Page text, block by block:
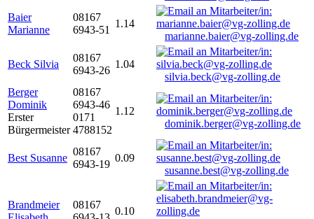
Baier
Marianne
08167
6943-51
1.14
marianne.baier@vg-zolling.de
Beck Silvia
08167
6943-26
1.04
silvia.beck@vg-zolling.de
Berger
Dominik
Erster
Bürgermeister
08167
6943-46
0171
4788152
1.12
dominik.berger@vg-zolling.de
Best Susanne
08167
6943-19
0.09
susanne.best@vg-zolling.de
Brandmeier
08167
0.10